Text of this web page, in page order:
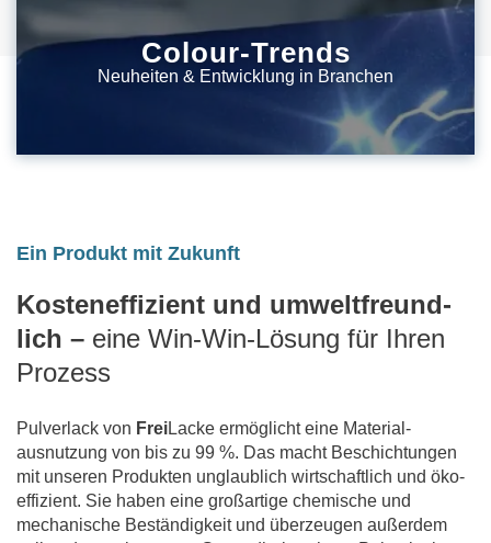
Colour-Trends
Neuheiten & Entwicklung in Branchen
Ein Produkt mit Zukunft
Kosteneffizient und umweltfreund­
lich – eine Win-Win-Lösung für Ihren
Prozess
Pulverlack von FreiLacke ermöglicht eine Material­
ausnutzung von bis zu 99 %. Das macht Beschich­tungen
mit unseren Produkten unglaublich wirtschaftlich und öko-
effizient. Sie haben eine großartige chemische und
mechanische Be­ständig­keit und überzeugen außerdem